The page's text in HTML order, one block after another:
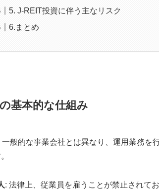
5. J-REIT投資に伴う主なリスク
6.まとめ
基本的な仕組み
般的な事業会社とは異なり、運用業務を
: 法律上、従業員を雇うことが禁止されて